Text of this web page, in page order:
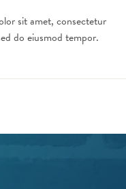
sit amet, consectetur
do eiusmod tempor.